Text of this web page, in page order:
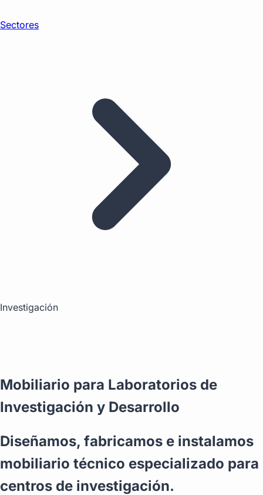
Sectores
Investigación
Mobiliario para Laboratorios de
Investigación y Desarrollo
Diseñamos, fabricamos e instalamos
mobiliario técnico especializado para
centros de investigación.